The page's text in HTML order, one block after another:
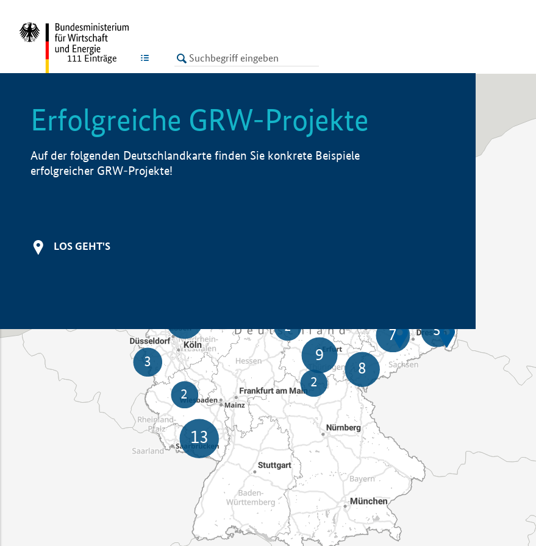
LISTE
111 Einträge
Erfolgreiche GRW-Projekte
Auf der folgenden Deutschlandkarte finden Sie konkrete Beispiele
erfolgreicher GRW-Projekte!
LOS GEHT'S